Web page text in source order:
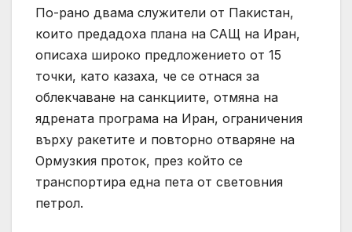
По-рано двама служители от Пакистан,
които предадоха плана на САЩ на Иран,
описаха широко предложението от 15
точки, като казаха, че се отнася за
облекчаване на санкциите, отмяна на
ядрената програма на Иран, ограничения
върху ракетите и повторно отваряне на
Ормузкия проток, през който се
транспортира една пета от световния
петрол.